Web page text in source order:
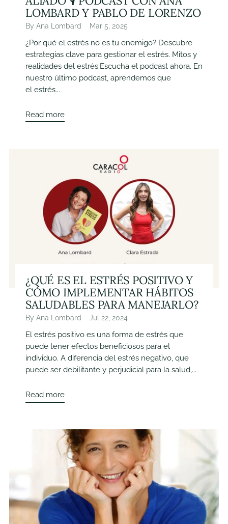
LOMBARD Y PABLO DE LORENZO
By Ana Lombard Mar 5, 2025
¿Por qué el estrés no es tu enemigo? Descubre
estrategias clave para gestionar el estrés. Mitos y
realidades del estrés.Escucha el podcast ahora. En
nuestro último podcast, aprendemos que
el estrés...
Read more
¿QUÉ ES EL ESTRÉS POSITIVO Y
CÓMO IMPLEMENTAR HÁBITOS
SALUDABLES PARA MANEJARLO?
By Ana Lombard Jul 22, 2024
El estrés positivo es una forma de estrés que
puede tener efectos beneficiosos para el
individuo. A diferencia del estrés negativo, que
puede ser debilitante y perjudicial para la salud,...
Read more